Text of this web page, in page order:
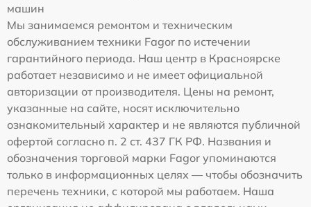
машин
Мы занимаемся ремонтом и техническим
обслуживанием техники Fagor по истечении
гарантийного периода. Наш центр в Красноярске
работает независимо и не имеет официальной
авторизации от производителя. Цены на ремонт,
указанные на сайте, носят исключительно
ознакомительный характер и не являются публичной
офертой согласно п. 2 ст. 437 ГК РФ. Названия и
обозначения торговой марки Fagor упоминаются
только в информационных целях — чтобы обозначить
перечень техники, с которой мы работаем. Наша